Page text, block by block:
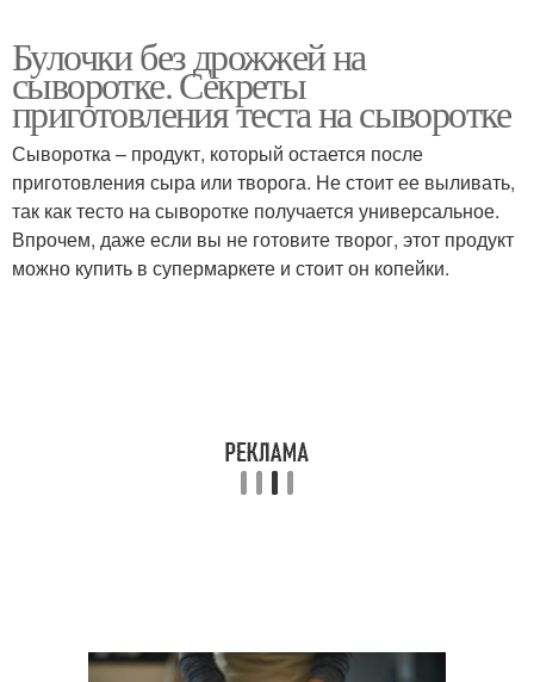
Булочки без дрожжей на
сыворотке. Секреты
приготовления теста на сыворотке
Сыворотка – продукт, который остается после
приготовления сыра или творога. Не стоит ее выливать,
так как тесто на сыворотке получается универсальное.
Впрочем, даже если вы не готовите творог, этот продукт
можно купить в супермаркете и стоит он копейки.